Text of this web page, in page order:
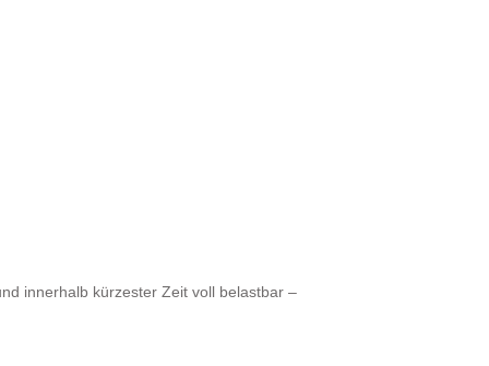
innerhalb kürzester Zeit voll belastbar –